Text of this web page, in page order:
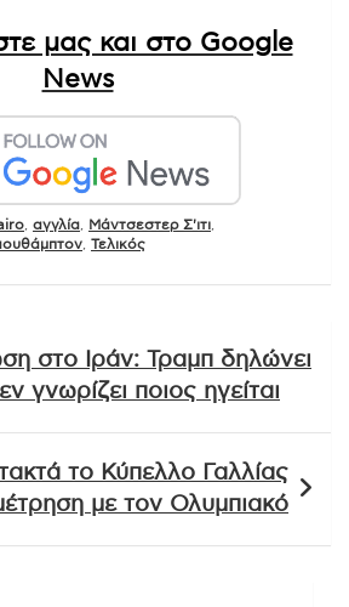
μας και στο Google
News
αγγλία Μάντσεστερ Σ'ιτι
Τελικός
στο Ιράν: Τραμπ δηλώνει
γνωρίζει ποιος ηγείται
το Κύπελλο Γαλλίας
με τον Ολυμπιακό